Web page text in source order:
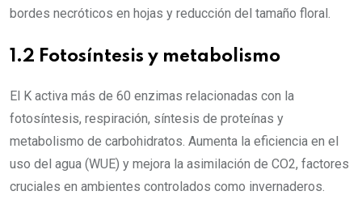
bordes necróticos en hojas y reducción del tamaño floral.
1.2 Fotosíntesis y metabolismo
El K activa más de 60 enzimas relacionadas con la
fotosíntesis, respiración, síntesis de proteínas y
metabolismo de carbohidratos. Aumenta la eficiencia en el
uso del agua (WUE) y mejora la asimilación de CO2, factores
cruciales en ambientes controlados como invernaderos.